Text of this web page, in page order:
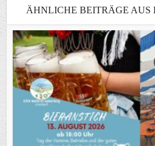
ÄHNLICHE BEITRÄGE AUS